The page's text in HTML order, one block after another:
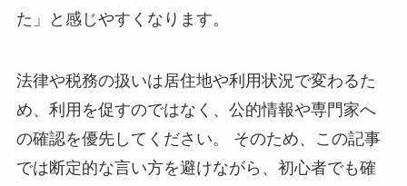
た」と感じやすくなります。
法律や税務の扱いは居住地や利用状況で変わるた
め、利用を促すのではなく、公的情報や専門家へ
の確認を優先してください。 そのため、この記事
では断定的な言い方を避けながら、初心者でも確